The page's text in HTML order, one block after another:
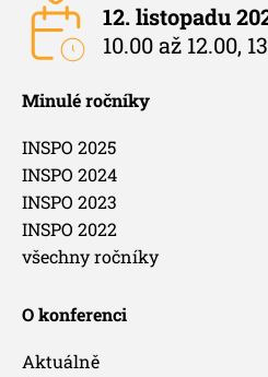
12. listopadu
10.00 až 12.00,
Minulé ročníky
INSPO 2025
INSPO 2024
INSPO 2023
INSPO 2022
všechny ročníky
O konferenci
Aktuálně